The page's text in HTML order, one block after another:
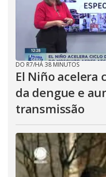
DO R7/HÁ 38 MINUTOS
El Niño acelera
da dengue e
transmissão